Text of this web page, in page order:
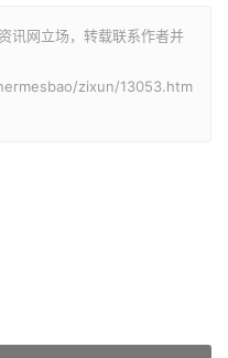
讯网立场，转载联系作者并
zixun/13053.htm